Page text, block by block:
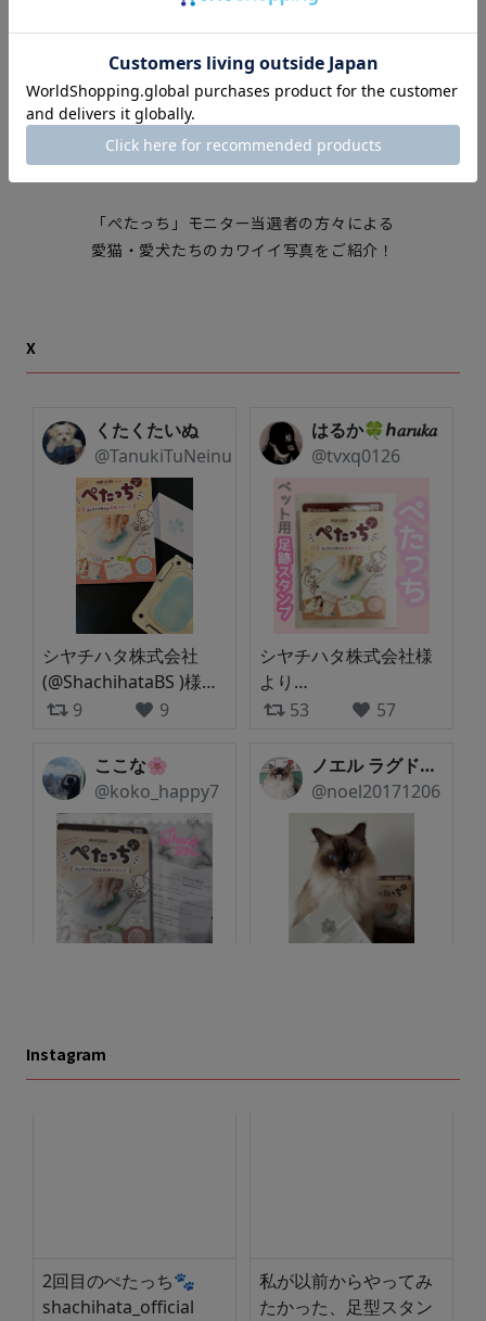
#うちのこ肉球自慢
「ぺたっち」モニター当選者の方々による
愛猫・愛犬たちのカワイイ写真をご紹介！
X
Instagram